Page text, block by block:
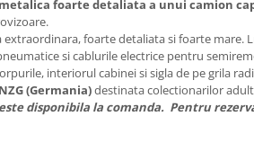
foarte detaliata a unui camion
extraordinara, foarte detaliata si foarte mare.
si cablurile electrice pentru
interiorul cabinei si sigla de pe grila
(Germania)destinata colectionarilor
disponibila la comanda. Pentru